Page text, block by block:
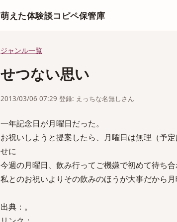
萌えた体験談コピペ保管庫
ジャンル一覧
せつない思い
2013/03/06 07:29 登録: えっちな名無しさん
一年記念日が月曜日だった。
お祝いしようと提案したら、月曜日は無理（予
せに
今週の月曜日、飲み行ってご機嫌で初めて待ち合
私とのお祝いよりその飲みのほうが大事だから
出典：。